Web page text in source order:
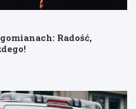
Radość,